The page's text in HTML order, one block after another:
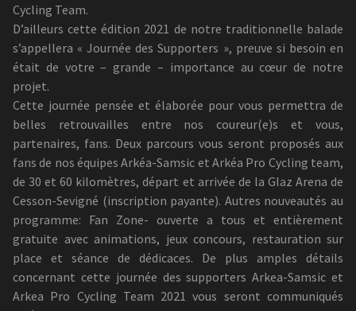
Cycling Team.
D’ailleurs cette édition 2021 de notre traditionnelle balade
s’appellera « Journée des Supporters », preuve si besoin en
était de votre – grande – importance au cœur de notre
projet.
Cette journée pensée et élaborée pour vous permettra de
belles retrouvailles entre nos coureur(e)s et vous,
partenaires, fans. Deux parcours vous seront proposés aux
fans de nos équipes Arkéa-Samsic et Arkéa Pro Cycling team,
de 30 et 60 kilomètres, départ et arrivée de la Glaz Arena de
Cesson-Sevigné (inscription payante). Autres nouveautés au
programme: Fan Zone- ouverte a tous et entièrement
gratuite avec animations, jeux concours, restauration sur
place et séance de dédicaces. De plus amples détails
concernant cette journée des supporters Arkea-Samsic et
Arkea Pro Cycling Team 2021 vous seront communiqués